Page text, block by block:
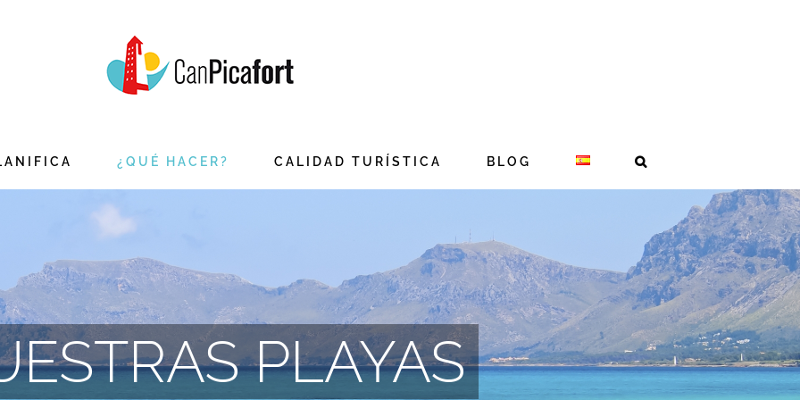
¿QUÉ HACER? CALIDAD TURÍSTICA BLOG
PLAYAS